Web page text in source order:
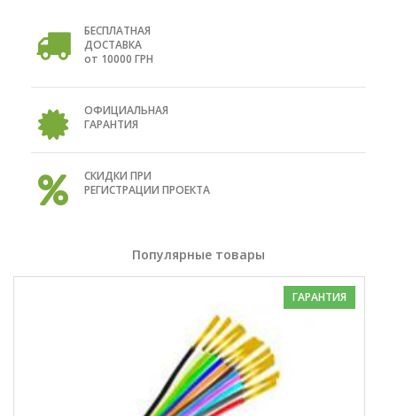
БЕСПЛАТНАЯ
ДОСТАВКА
от 10000 ГРН
ОФИЦИАЛЬНАЯ
ГАРАНТИЯ
СКИДКИ ПРИ
РЕГИСТРАЦИИ ПРОЕКТА
Популярные товары
ГАРАНТИЯ